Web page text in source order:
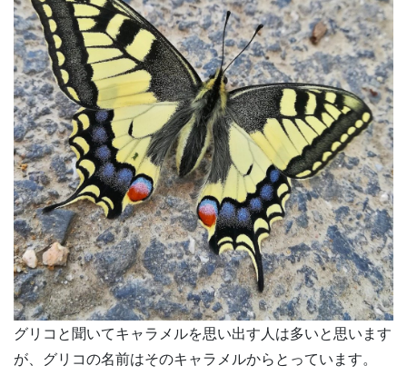
グリコと聞いてキャラメルを思い出す人は多いと思います
が、グリコの名前はそのキャラメルからとっています。